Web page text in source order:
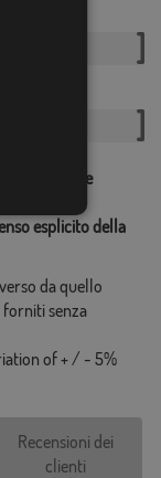
bandiere
la
esplicito della
da quello
senza
of + / - 5%
Recensioni dei
clienti